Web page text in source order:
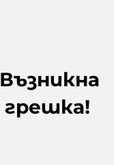
Възникна
грешка!